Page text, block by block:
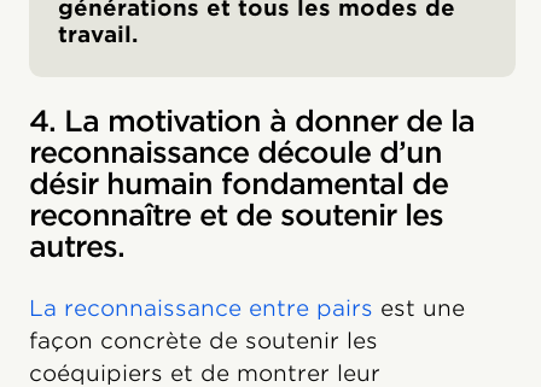
générations et tous les modes de
travail.
4. La motivation à donner de la
reconnaissance découle d’un
désir humain fondamental de
reconnaître et de soutenir les
autres.
La reconnaissance entre pairs est une
façon concrète de soutenir les
coéquipiers et de montrer leur